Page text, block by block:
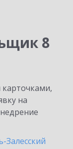
8
на
Залесский